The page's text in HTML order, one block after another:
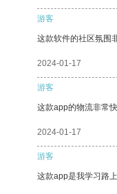
游客
这款软件的社区氛围
2024-01-17
游客
这款app的物流非常
2024-01-17
游客
这款app是我学习路